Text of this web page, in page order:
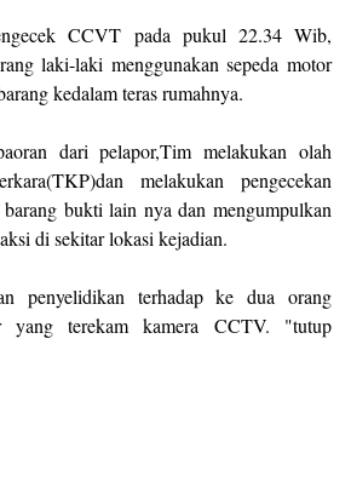
CCVT pada pukul 22.34 Wib,
laki-laki menggunakan sepeda motor
kedalam teras rumahnya.
dari pelapor,Tim melakukan olah
melakukan pengecekan
bukti lain nya dan mengumpulkan
di sekitar lokasi kejadian.
penyelidikan terhadap ke dua orang
yang terekam kamera CCTV. "tutup